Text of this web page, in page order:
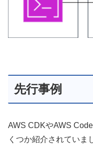
先行事例
AWS CDKやAWS
くつか紹介されていま